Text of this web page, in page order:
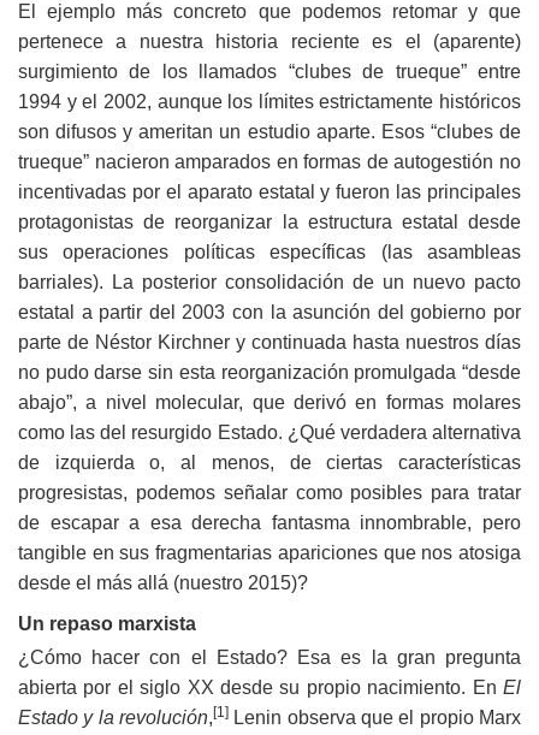
El ejemplo más concreto que podemos retomar y que
pertenece a nuestra historia reciente es el (aparente)
surgimiento de los llamados “clubes de trueque” entre
1994 y el 2002, aunque los límites estrictamente históricos
son difusos y ameritan un estudio aparte. Esos “clubes de
trueque” nacieron amparados en formas de autogestión no
incentivadas por el aparato estatal y fueron las principales
protagonistas de reorganizar la estructura estatal desde
sus operaciones políticas específicas (las asambleas
barriales). La posterior consolidación de un nuevo pacto
estatal a partir del 2003 con la asunción del gobierno por
parte de Néstor Kirchner y continuada hasta nuestros días
no pudo darse sin esta reorganización promulgada “desde
abajo”, a nivel molecular, que derivó en formas molares
como las del resurgido Estado. ¿Qué verdadera alternativa
de izquierda o, al menos, de ciertas características
progresistas, podemos señalar como posibles para tratar
de escapar a esa derecha fantasma innombrable, pero
tangible en sus fragmentarias apariciones que nos atosiga
desde el más allá (nuestro 2015)?
Un repaso marxista
¿Cómo hacer con el Estado? Esa es la gran pregunta
abierta por el siglo XX desde su propio nacimiento. En El
Estado y la revolución,[1] Lenin observa que el propio Marx